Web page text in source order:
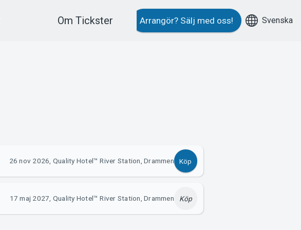
Om Tickster Arrangör? Sälj med oss! Svenska
26 nov 2026, Quality Hotel™ River Station, Drammen Köp
17 maj 2027, Quality Hotel™ River Station, Drammen Köp